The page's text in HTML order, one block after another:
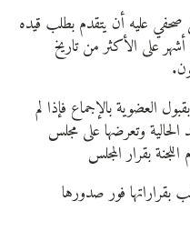
عليه أن يتقدم بطلب قيده
على الأكثر من تاريخ
العضوية بالإجماع فإذا لم
الحالية وتعرضها على مجلس
اللجنة بقرار المجلس
بقراراتها فور صدورها